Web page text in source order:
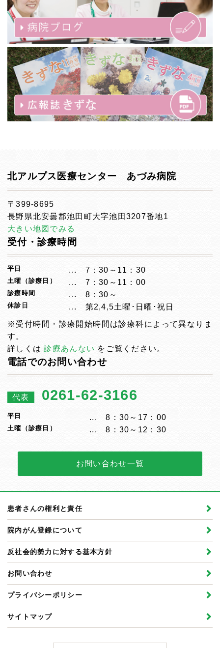
北アルプス医療センター あづみ病院
〒399-8695
長野県北安曇郡池田町大字池田3207番地1
大きい地図でみる
受付・診療時間
平日 7：30～11：30
土曜（診療日） 7：30～11：00
診療時間 8：30～
休診日 第2,4,5土曜･日曜･祝日
※受付時間・診療開始時間は診療科によって異なりま
す。
詳しくは診療あんない をご覧ください。
電話でのお問い合わせ
代表 0261-62-3166
平日 8：30～17：00
土曜（診療日） 8：30～12：30
お問い合わせ一覧
患者さんの権利と責任
院内がん登録について
反社会的勢力に対する基本方針
お問い合わせ
プライバシーポリシー
サイトマップ